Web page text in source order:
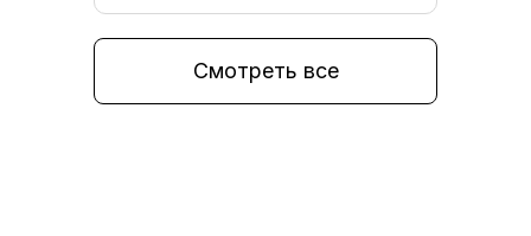
Смотреть все